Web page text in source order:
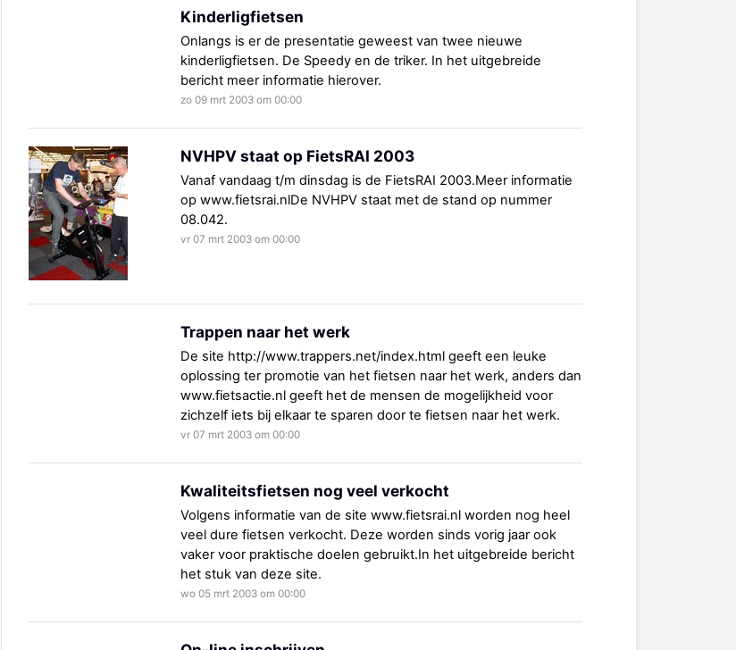
Kinderligfietsen
Onlangs is er de presentatie geweest van twee nieuwe
kinderligfietsen. De Speedy en de triker. In het uitgebreide
bericht meer informatie hierover.
zo 09 mrt 2003 om 00:00
NVHPV staat op FietsRAI 2003
Vanaf vandaag t/m dinsdag is de FietsRAI 2003.Meer informatie
op www.fietsrai.nlDe NVHPV staat met de stand op nummer
08.042.
vr 07 mrt 2003 om 00:00
Trappen naar het werk
De site http://www.trappers.net/index.html geeft een leuke
oplossing ter promotie van het fietsen naar het werk, anders dan
www.fietsactie.nl geeft het de mensen de mogelijkheid voor
zichzelf iets bij elkaar te sparen door te fietsen naar het werk.
vr 07 mrt 2003 om 00:00
Kwaliteitsfietsen nog veel verkocht
Volgens informatie van de site www.fietsrai.nl worden nog heel
veel dure fietsen verkocht. Deze worden sinds vorig jaar ook
vaker voor praktische doelen gebruikt.In het uitgebreide bericht
het stuk van deze site.
wo 05 mrt 2003 om 00:00